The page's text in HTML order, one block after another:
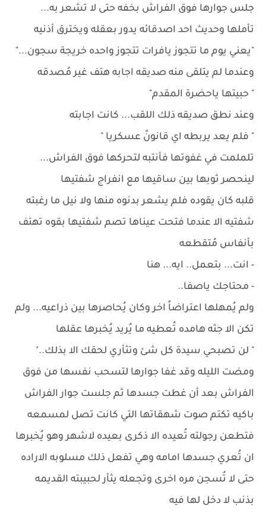
جلس جوارها فوق الفراش بخفه حتى لا تشعر به...
تأملها وحديث احد اصدقائه يدور بعقله ويخترق أذنيه
"يعني يوم ما تتجوز يافرات تتجوز واحده خريجة سجون..."
وعندما لم يتلقى منه صديقه اجابه هتف غير مُصدقه
" حبيتها ياحضرة المقدم"
وعند نطق صديقه ذلك اللقب... كانت اجابته
" فلم يعد يربطه اي قانونً عسكريا "
تلملمت في غفوتها فأنتبه لتحركها فوق الفراش...
لينحصر ثوبها بين ساقيها مع انفراج شفتيها
قلبه كان يقوده فلم يشعر بدنوه منها ولا نيل ما رغبته
شفتيه الا عندما فتحت عيناها تصم شفتيها بقوه تهتف
بأنفاس مُتقطعه
- انت... بتعمل.. ايه... هنا
- محتاجك ياصفا..
ولم يُمهلها اعتراضاً اخر وكان يُحاصرها بين ذراعيه... ولم
تكن الا جثه هامده تُعطيه ما يُريد يُخبرها عقلها
" لن تصبحي سيدة كل شئ وتثأري لحقك الا بذلك.."
ومضت الليله وقد غفا جوارها لتسحب نفسها من فوق
الفراش بعد أن غطت جسدها ثم جلست جوار الفراش
باكيه تكتم صوت شهقاتها التي كانت تصل لمسمعه
فتطعن رجولته تُعيده الا ذكرى بعيده لاشهر وهو يُخبرها
ان تُعري جسدها امامه وهي تفعل ذلك مسلوبه الاراده
حتى لا تُسجن مره اخرى وتجعله يثأر لحبيبته القديمه
بذنب لا دخل لها فيه